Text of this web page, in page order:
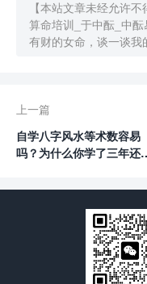
【本站文章未经允许不
算命培训_于中酝_中
有财的女命，谈一谈我
上一篇
自学八字风水等术数容易
吗？为什么你学了三年还